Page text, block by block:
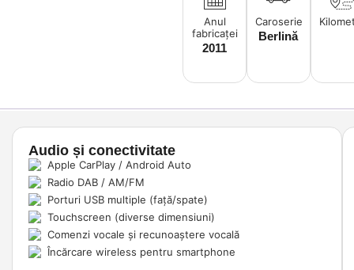
Anul
fabricaței
2011
Caroserie
Berlină
Audio și conectivitate
Apple CarPlay / Android Auto
Radio DAB / AM/FM
Porturi USB multiple (față/spate)
Touchscreen (diverse dimensiuni)
Comenzi vocale și recunoaștere vocală
Încărcare wireless pentru smartphone